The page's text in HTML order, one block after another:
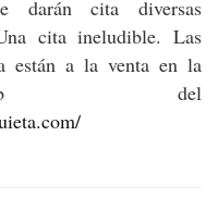
darán cita diversas
cita ineludible. Las
están a la venta en la
del